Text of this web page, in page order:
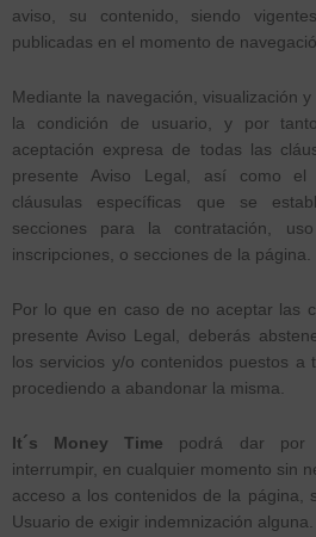
aviso, su contenido, siendo
publicadas en el momento de
Mediante la navegación, visualización
la condición de usuario, y por
aceptación expresa de todas las
presente Aviso Legal, así como
cláusulas específicas que se
secciones para la contratación,
inscripciones, o secciones de la página.
Por lo que en caso de no aceptar las
presente Aviso Legal, deberás
los servicios y/o contenidos puestos a
procediendo a abandonar la misma.
It´s Money Time podrá dar por
interrumpir, en cualquier momento sin
acceso a los contenidos de la página,
Usuario de exigir indemnización